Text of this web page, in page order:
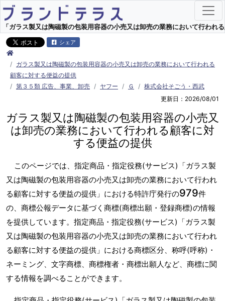
「ガラス製又は陶磁製の包装用容器の小売又は卸売の業務において行わ
シェア
ガラス製又は陶磁製の包装用容器の小売又は卸売の業務において行われる
顧客に対する便益の提供
第３５類 広告、事業、卸売
ヤフー Ｇ
株式会社そごう・西武
更新日：2026/08/01
ガラス製又は陶磁製の包装用容器の小売又
は卸売の業務において行われる顧客に対
する便益の提供
このページでは、指定商品・指定役務(サービス)「ガラス製
又は陶磁製の包装用容器の小売又は卸売の業務において行われ
る顧客に対する便益の提供」における特許庁発行の979件
の、商標公報データに基づく商標(商標出願・登録商標)の情報
を提供しています。指定商品・指定役務(サービス)「ガラス製
又は陶磁製の包装用容器の小売又は卸売の業務において行われ
る顧客に対する便益の提供」における商標区分、称呼(呼称)・
ネーミング、文字商標、商標権者・商標出願人など、商標に関
する情報を調べることができます。